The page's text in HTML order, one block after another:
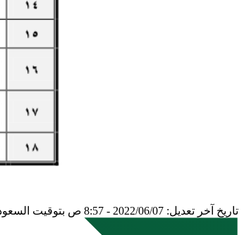
تاريخ آخر تعديل: 2022/06/07 - 8:57 ص بتوقيت السعودية